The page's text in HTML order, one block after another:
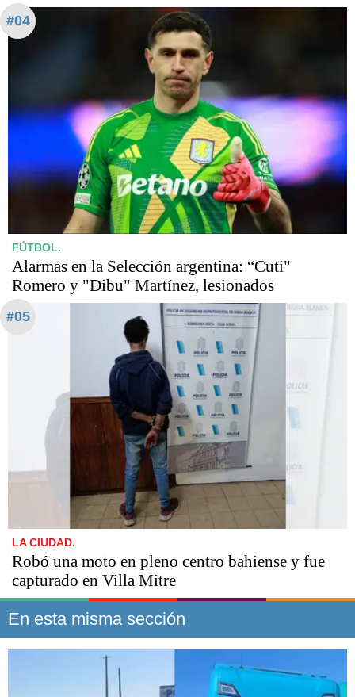
#04
FÚTBOL.
Alarmas en la Selección argentina: “Cuti"
Romero y "Dibu" Martínez, lesionados
#05
LA CIUDAD.
Robó una moto en pleno centro bahiense y fue
capturado en Villa Mitre
En esta misma sección